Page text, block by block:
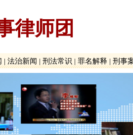
律师团
| 法治新闻 | 刑法常识 | 罪名解释 | 刑事